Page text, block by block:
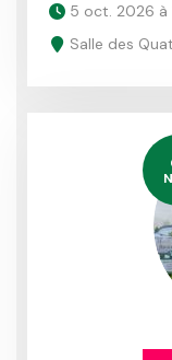
5 oct. 2026
Salle des